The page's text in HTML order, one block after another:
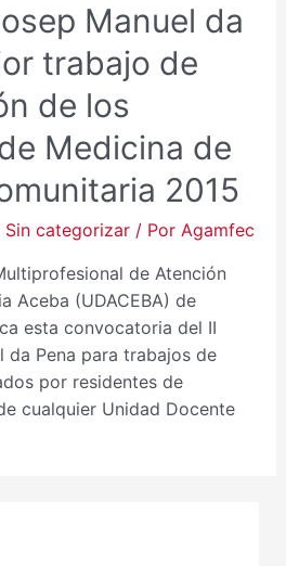
Manuel da
trabajo de
de los
Medicina de
2015
Sin categorizar/ Por Agamfec
de Atención
Aceba (UDACEBA) de
esta convocatoria del II
da Pena para trabajos de
por residentes de
cualquier Unidad Docente